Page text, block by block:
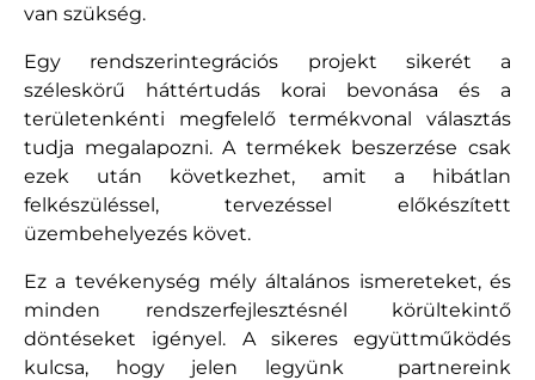
van szükség.
Egy rendszerintegrációs projekt sikerét a
széleskörű háttértudás korai bevonása és a
területenkénti megfelelő termékvonal választás
tudja megalapozni. A termékek beszerzése csak
ezek után következhet, amit a hibátlan
felkészüléssel, tervezéssel előkészített
üzembehelyezés követ.
Ez a tevékenység mély általános ismereteket, és
minden rendszerfejlesztésnél körültekintő
döntéseket igényel. A sikeres együttműködés
kulcsa, hogy jelen legyünk partnereink